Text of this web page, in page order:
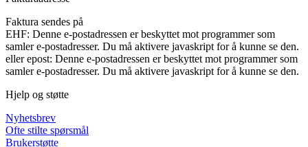
Faktura sendes på
EHF: Denne e-postadressen er beskyttet mot programmer som
samler e-postadresser. Du må aktivere javaskript for å kunne se den.
eller epost: Denne e-postadressen er beskyttet mot programmer som
samler e-postadresser. Du må aktivere javaskript for å kunne se den.
Hjelp og støtte
Nyhetsbrev
Ofte stilte spørsmål
Brukerstøtte